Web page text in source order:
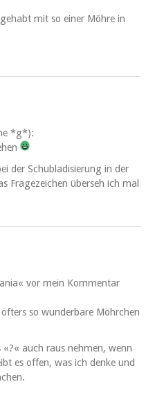
mit so ein­er Möhre in
*g*):
der Schubla­disierung in der
Frageze­ichen überseh ich mal
vor mein Kom­men­tar
so wun­der­bare Möhrchen
auch raus nehmen, wenn
es offen, was ich denke und